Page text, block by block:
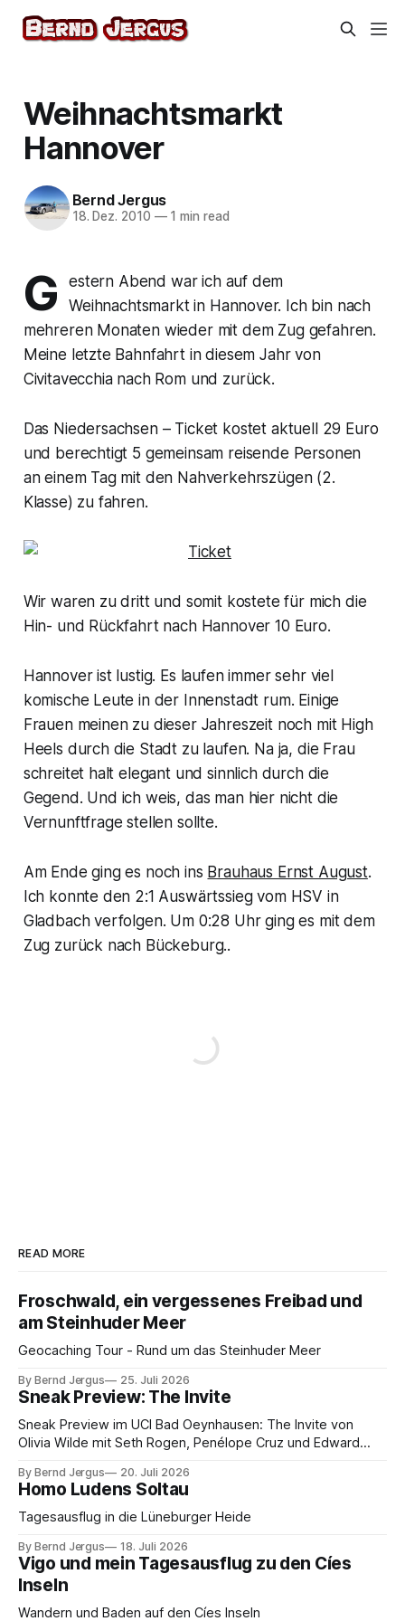
Weihnachtsmarkt
Hannover
Bernd Jergus
18. Dez. 2010 —1 min read
G
estern Abend war ich auf dem
Weihnachtsmarkt in Hannover. Ich bin nach
mehreren Monaten wieder mit dem Zug gefahren.
Meine letzte Bahnfahrt in diesem Jahr von
Civitavecchia nach Rom und zurück.
Das Niedersachsen – Ticket kostet aktuell 29 Euro
und berechtigt 5 gemeinsam reisende Personen
an einem Tag mit den Nahverkehrszügen (2.
Klasse) zu fahren.
Wir waren zu dritt und somit kostete für mich die
Hin- und Rückfahrt nach Hannover 10 Euro.
Hannover ist lustig. Es laufen immer sehr viel
komische Leute in der Innenstadt rum. Einige
Frauen meinen zu dieser Jahreszeit noch mit High
Heels durch die Stadt zu laufen. Na ja, die Frau
schreitet halt elegant und sinnlich durch die
Gegend. Und ich weis, das man hier nicht die
Vernunftfrage stellen sollte.
Am Ende ging es noch ins Brauhaus Ernst August.
Ich konnte den 2:1 Auswärtssieg vom HSV in
Gladbach verfolgen. Um 0:28 Uhr ging es mit dem
Zug zurück nach Bückeburg..
READ MORE
Froschwald, ein vergessenes Freibad und
am Steinhuder Meer
Geocaching Tour - Rund um das Steinhuder Meer
By Bernd Jergus 25. Juli 2026
Sneak Preview: The Invite
Sneak Preview im UCI Bad Oeynhausen: The Invite von
Olivia Wilde mit Seth Rogen, Penélope Cruz und Edward
By Bernd Jergus 20. Juli 2026
Homo Ludens Soltau
Tagesausflug in die Lüneburger Heide
By Bernd Jergus 18. Juli 2026
Vigo und mein Tagesausflug zu den Cíes
Inseln
Wandern und Baden auf den Cíes Inseln